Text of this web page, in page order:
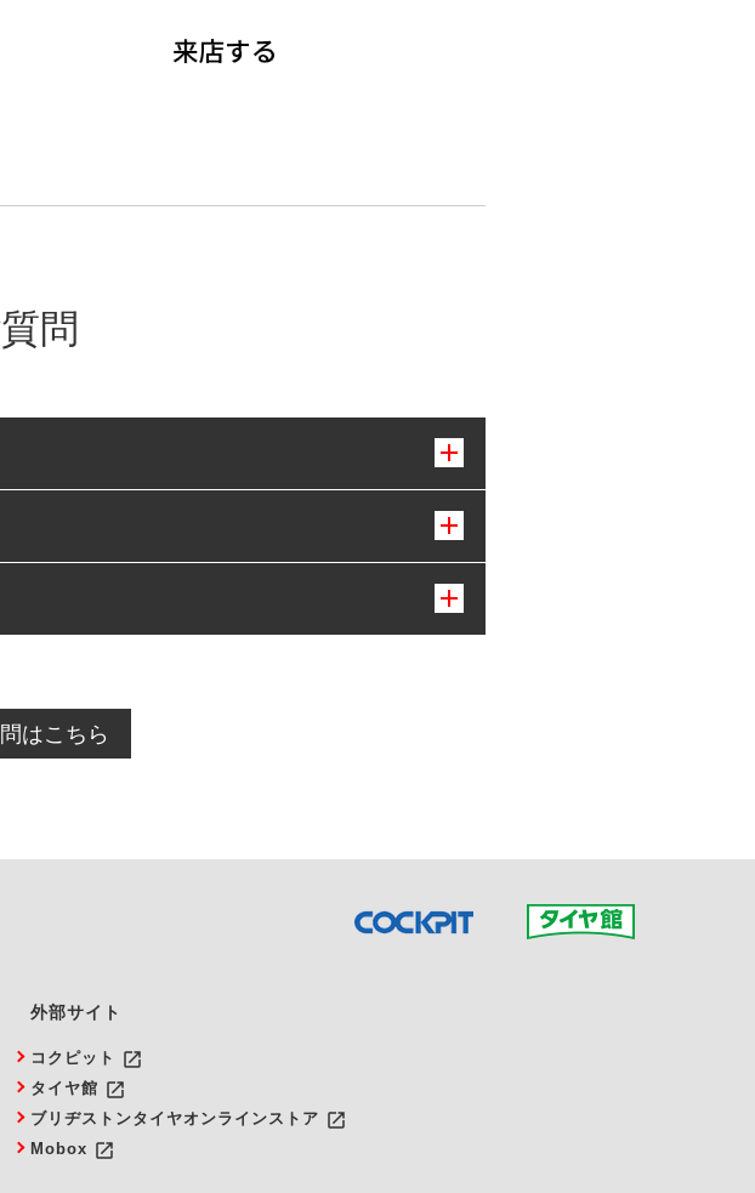
問
は、直接ご予約いただいた店舗へご連絡くださ
はこちら
外部サイト
コクピット launch
タイヤ館 launch
ブリヂストンタイヤオンラインストア launch
Mobox launch